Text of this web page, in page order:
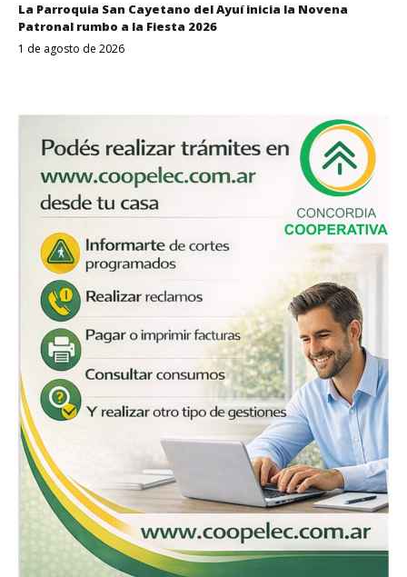
La Parroquia San Cayetano del Ayuí inicia la Novena
Patronal rumbo a la Fiesta 2026
1 de agosto de 2026